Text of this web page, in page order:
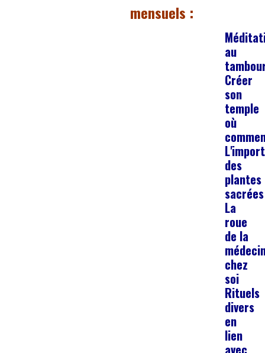
mensuels :
au
Créer
son
temple
où
des
plantes
sacrées
La
roue
de la
chez
soi
Rituels
divers
en
lien
avec